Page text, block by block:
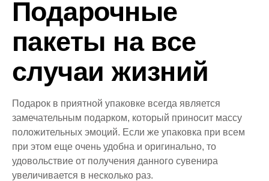
Подарочные
пакеты на все
случаи жизний
Подарок в приятной упаковке всегда является
замечательным подарком, который приносит массу
положительных эмоций. Если же упаковка при всем
при этом еще очень удобна и оригинально, то
удовольствие от получения данного сувенира
увеличивается в несколько раз.